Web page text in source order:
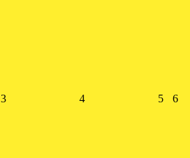
33.
44.
55.
66.